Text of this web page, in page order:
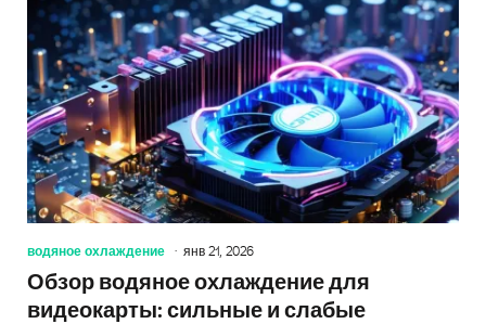
водяное охлаждение янв 21, 2026
Обзор водяное охлаждение для
видеокарты: сильные и слабые